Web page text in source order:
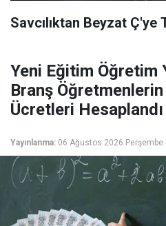
Savcılıktan Beyzat Ç'ye
Yeni Eğitim Öğretim
Branş
Ücretleri Hesaplandı
Yayınlanma: 06 Ağustos 2026 Perşembe